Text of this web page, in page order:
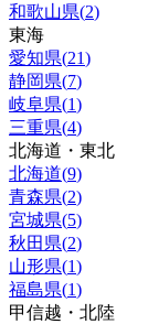
和歌山県(2)
東海
愛知県(21)
静岡県(7)
岐阜県(1)
三重県(4)
北海道・東北
北海道(9)
青森県(2)
宮城県(5)
秋田県(2)
山形県(1)
福島県(1)
甲信越・北陸